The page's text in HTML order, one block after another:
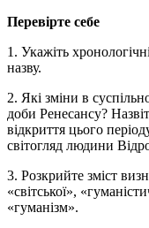
Перевірте себе
1. Укажіть
назву.
2. Які зміни в
доби Ренесансу?
відкриття цього
світогляд людини
3. Розкрийте зміст
«світської»,
«гуманізм».